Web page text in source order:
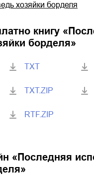
хозяйки борделя
книгу «
борделя»
TXT
TXT.ZIP
RTF.ZIP
« Последняя
»